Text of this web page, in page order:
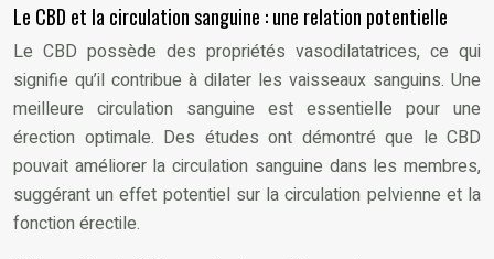
Le CBD et la circulation sanguine : une relation potentielle
Le CBD possède des propriétés vasodilatatrices, ce qui
signifie qu’il contribue à dilater les vaisseaux sanguins. Une
meilleure circulation sanguine est essentielle pour une
érection optimale. Des études ont démontré que le CBD
pouvait améliorer la circulation sanguine dans les membres,
suggérant un effet potentiel sur la circulation pelvienne et la
fonction érectile.